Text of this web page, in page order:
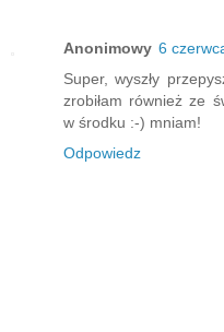
Anonimowy 6
Super, wyszły
zrobiłam również ze
w środku :-) mniam!
Odpowiedz